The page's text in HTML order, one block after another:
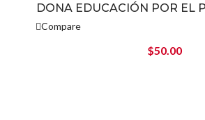
DONA EDUCACIÓN POR EL
Compare
$50.00